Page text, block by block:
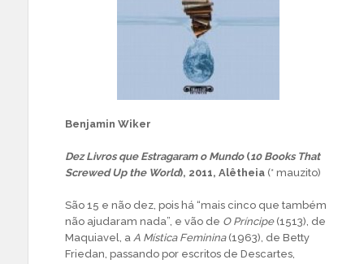
Benjamin Wiker
Dez Livros que Estragaram o Mundo(10 Books That
Screwed Up the World), 2011, Alêtheia (* mauzito)
São 15 e não dez, pois há “mais cinco que também
não ajudaram nada”, e vão de O Príncipe(1513), de
Maquiavel, a A Mística Feminina(1963), de Betty
Friedan, passando por escritos de Descartes,